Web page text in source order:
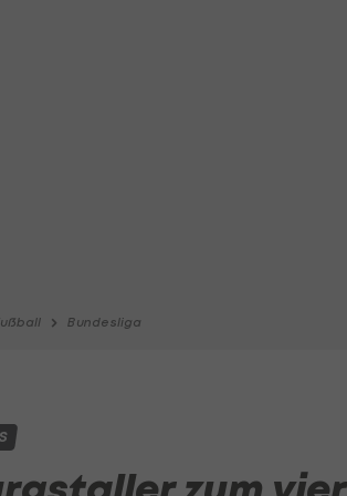
Bundesliga